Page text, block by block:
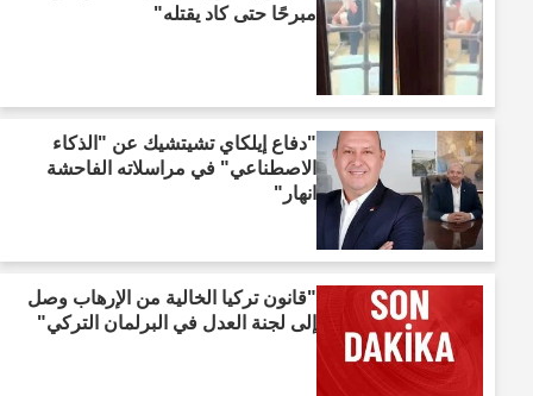
مبرحًا حتى كاد يقتله"
"دفاع إيلكاي تشيتشيك عن "الذكاء
الاصطناعي" في مراسلاته الفاحشة
انهار"
"قانون تركيا الخالية من الإرهاب وصل
إلى لجنة العدل في البرلمان التركي"